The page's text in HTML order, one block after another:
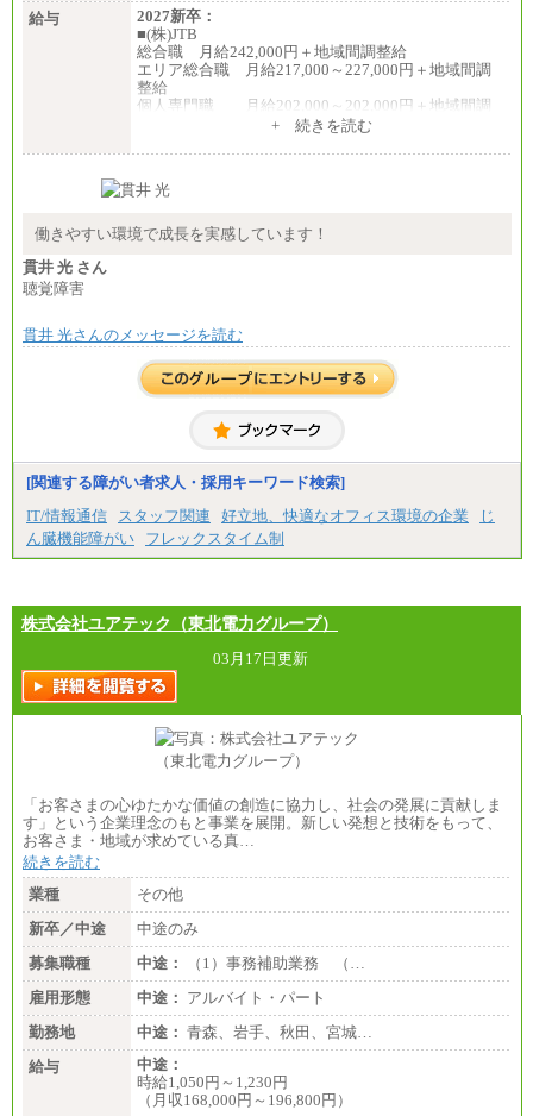
給与
2027新卒：
■(株)JTB
総合職 月給242,000円＋地域間調整給
エリア総合職 月給217,000～227,000円＋地域間調
整給
個人専門職 月給202,000～202,000円＋地域間調
総合職 月給208,000～235,000円
※詳細はJTBキャリアサイトよりご確認ください。
総合職 月給220,000～230,000円＋地域間調整給
整給
※詳細はJTBキャリアサイトよりご確認ください。
■(株)JTBコミュニケーションデザイン
総合職 月給230,000円
みなし残業手当：20,000円（一律支給）※みなし
残業手当の残業時間は10.43時間。
間に応じて、時間外手当等を支給。
エリアサポート職 月給188,000円
■（株）JTBグローバルマーケティング＆トラベル
訪日事業職 月給202,000～227,000円＋地域間調整
給
※詳細はJTBキャリアサイトよりご確認ください。
■(株)JTBビジネストランスフォーム
総合職 月給205,000～225,000円＋地域間調整給
エリア総合職 月給185,000円＋地域間調整給
■(株)JTBデータサービス ※2027年新卒募集終了
総合職 月給186,000～194,000円＋地域手当
■I&Jデジタルイノベーション(株)
総合職 月給224,500～242,600円＋地域手当
※詳細はJTBキャリアサイトよりご確認ください。
＜有期社員コース＞
■(株)JTBビジネストランスフォーム
有期契約職 月給185,000～195,000円
※詳細はJTBキャリアサイトよりご確認ください。
■(株)JTBパブリッシング ※2027年新卒募集終了
総合職 月給241,000円
中途：
①月給227,000円以上
+ 続きを読む
働きやすい環境で成長を実感しています！
貫井 光 さん
聴覚障害
貫井 光さんのメッセージを読む
[関連する障がい者求人・採用キーワード検索]
IT/情報通信
スタッフ関連 好立地、快適なオフィス環境の企業
じ
ん臓機能障がい
フレックスタイム制
株式会社ユアテック（東北電力グループ）
03月17日更新
「お客さまの心ゆたかな価値の創造に協力し、社会の発展に貢献しま
す」という企業理念のもと事業を展開。新しい発想と技術をもって、
お客さま・地域が求めている真…
続きを読む
業種
その他
新卒／中途
中途のみ
募集職種
中途：
（1）事務補助業務 （…
雇用形態
中途： アルバイト・パート
勤務地
中途： 青森、岩手、秋田、宮城…
給与
中途：
時給1,050円～1,230円
（月収168,000円～196,800円）